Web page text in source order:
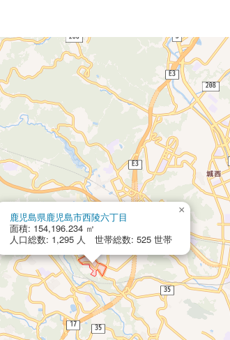
鹿児島県鹿児島市西陵六丁目
面積: 154,196.234 ㎡
人口総数: 1,295 人 世帯総数: 525 世帯
×